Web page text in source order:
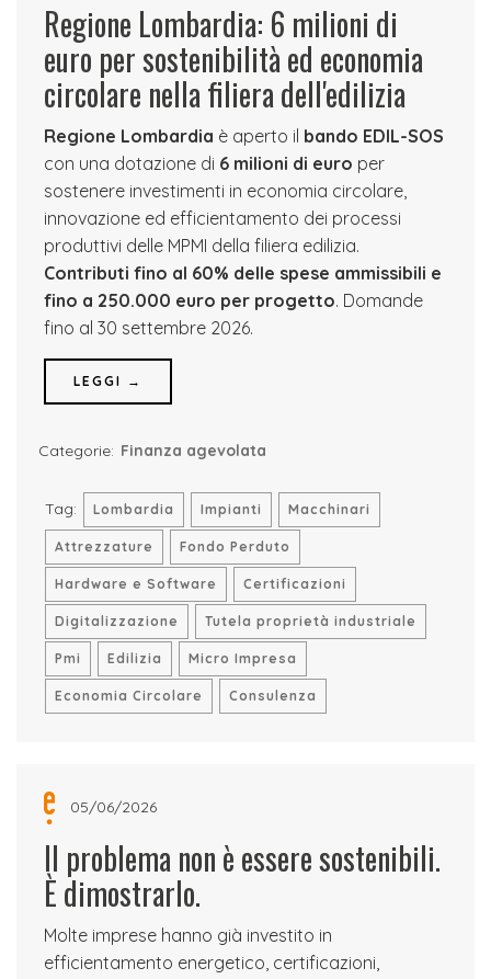
Regione Lombardia: 6 milioni di
euro per sostenibilità ed economia
circolare nella filiera dell'edilizia
Regione Lombardia è aperto il bando EDIL-SOS
con una dotazione di 6 milioni di euro per
sostenere investimenti in economia circolare,
innovazione ed efficientamento dei processi
produttivi delle MPMI della filiera edilizia.
Contributi fino al 60% delle spese ammissibili e
fino a 250.000 euro per progetto. Domande
fino al 30 settembre 2026.
LEGGI →
Categorie: Finanza agevolata
Tag: Lombardia Impianti Macchinari
Attrezzature Fondo Perduto
Hardware e Software Certificazioni
Digitalizzazione Tutela proprietà industriale
Pmi Edilizia Micro Impresa
Economia Circolare Consulenza
05/06/2026
Il problema non è essere sostenibili.
È dimostrarlo.
Molte imprese hanno già investito in
efficientamento energetico, certificazioni,